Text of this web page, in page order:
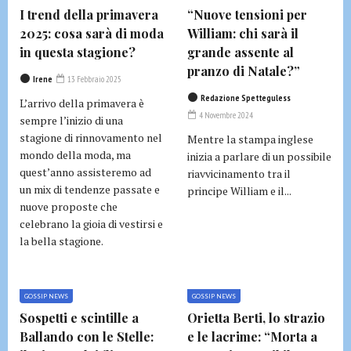
I trend della primavera
2025: cosa sarà di moda
in questa stagione?
Irene 13 Febbraio 2025
L’arrivo della primavera è
sempre l’inizio di una
stagione di rinnovamento nel
mondo della moda, ma
quest’anno assisteremo ad
un mix di tendenze passate e
nuove proposte che
celebrano la gioia di vestirsi e
la bella stagione.
“Nuove tensioni per
William: chi sarà il
grande assente al
pranzo di Natale?”
Redazione Spetteguless
4 Novembre 2024
Mentre la stampa inglese
inizia a parlare di un possibile
riavvicinamento tra il
principe William e il...
GOSSIP NEWS
Sospetti e scintille a
Ballando con le Stelle:
GOSSIP NEWS
Orietta Berti, lo strazio
e le lacrime: “Morta a